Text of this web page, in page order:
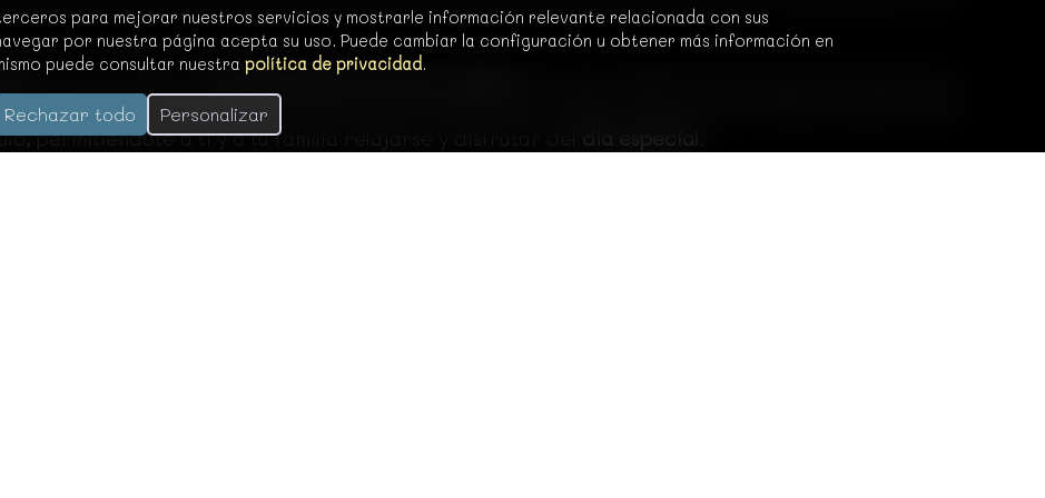
no solo asegura entretenimiento de alta calidad
un mago a cargo del entretenimiento, puedes estar seguro de que tus invitados estarán bien
permitiéndote a ti y a tu familia relajarse y disfrutar del
para mejorar nuestros servicios y mostrarle información relevante relacionada con sus
por nuestra página acepta su uso. Puede cambiar la configuración u obtener más información en
puede consultar nuestra política de privacidad.
Rechazar todo Personalizar